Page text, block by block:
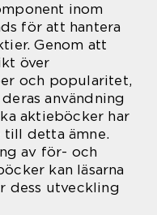
inom
för att hantera
Genom att
över
och popularitet,
användning
aktieböcker har
detta ämne.
av för- och
kan läsarna
dess utveckling